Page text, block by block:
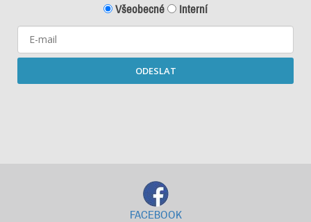
Všeobecné
Interní
ODESLAT
FACEBOOK